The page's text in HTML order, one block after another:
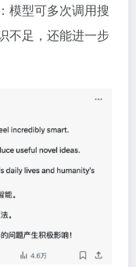
模型可多次调用搜
不足，还能进一步